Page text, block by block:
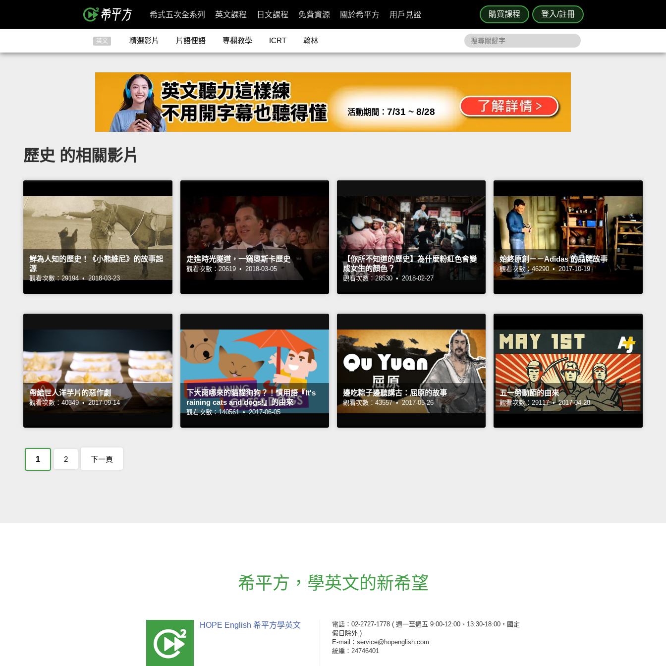
購買課程 登入/註冊
希式五次全系列 英文課程 日文課程 免費資源 關於希平方 用戶見證
英文 精選影片 片語俚語 專欄教學 ICRT 翰林
活動期間： 7/31 ~ 8/28
歷史 的相關影片
鮮為人知的歷史！《小熊維尼》的故事起
源
觀看次數：29194 • 2018-03-23
走進時光隧道，一窺奧斯卡歷史
觀看次數：20619 • 2018-03-05
【你所不知道的歷史】為什麼粉紅色會變
成女生的顏色？
觀看次數：28530 • 2018-02-27
始終原創－－Adidas 的品牌故事
觀看次數：46290 • 2017-10-19
帶給世人洋芋片的惡作劇
觀看次數：40349 • 2017-09-14
下大雨哪來的貓貓狗狗？！慣用語『It's
raining cats and dogs!』的由來
觀看次數：140561 • 2017-06-05
邊吃粽子邊聽講古：屈原的故事
觀看次數：43557 • 2017-05-26
五一勞動節的由來
觀看次數：29117 • 2017-04-28
1 2 下一頁
希平方 ， 學英文的新希望
HOPE English 希平方學英文 電話：02-2727-1778 ( 週一至週五 9:00-12:00、13:30-18:00，國定
假日除外 )
E-mail：service@hopenglish.com
統編：24746401